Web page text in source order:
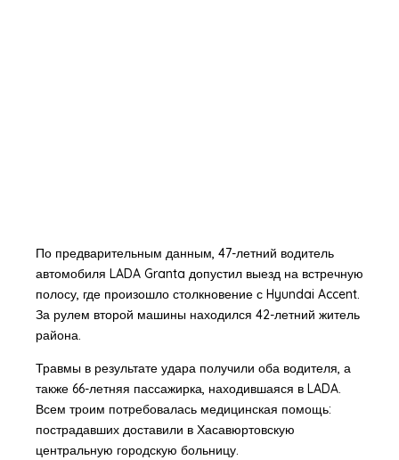
По предварительным данным, 47-летний водитель
автомобиля LADA Granta допустил выезд на встречную
полосу, где произошло столкновение с Hyundai Accent.
За рулем второй машины находился 42-летний житель
района.
Травмы в результате удара получили оба водителя, а
также 66-летняя пассажирка, находившаяся в LADA.
Всем троим потребовалась медицинская помощь:
пострадавших доставили в Хасавюртовскую
центральную городскую больницу.